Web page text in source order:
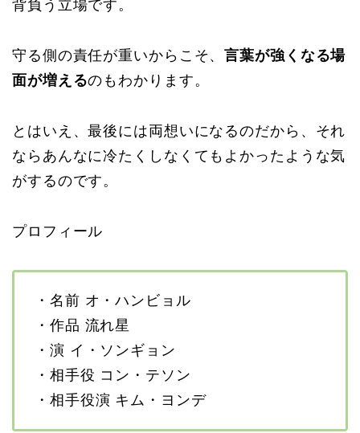
背負う立場です。
守る側の責任が重いからこそ、言葉が強くなる場
面が増えるのもわかります。
とはいえ、最後には両想いになるのだから、それ
ならあんなに冷たくしなくてもよかったような気
がするのです。
プロフィール
・名前 オ・ハンビョル
・作品 流れ星
・演 イ・ソンギョン
・相手役 コン・テソン
・相手役演 キム・ヨンデ